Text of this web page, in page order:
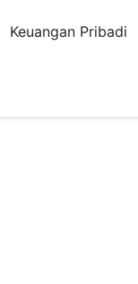
Keuangan Pribadi